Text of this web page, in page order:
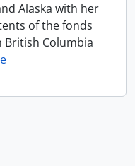
Alaska with her
of the fonds
British Columbia